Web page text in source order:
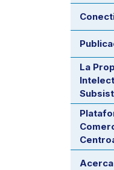
La
Acerca